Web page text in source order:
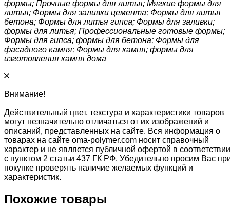
формы; Прочные формы для литья; Мягкие формы для
литья; Формы для заливки цемента; Формы для литья
бетона; Формы для литья гипса; Формы для заливки;
формы для литья; Профессиональные готовые формы;
Формы для гипса; формы для бетона; Формы для
фасадного камня; Формы для камня; формы для
изготовления камня дома
Внимание!
Действительный цвет, текстура и характеристики товаров
могут незначительно отличаться от их изображений и
описаний, представленных на сайте. Вся информация о
товарах на сайте oma-polymer.com носит справочный
характер и не является публичной офертой в соответствии
с пунктом 2 статьи 437 ГК РФ. Убедительно просим Вас
покупке проверять наличие желаемых функций и
характеристик.
Похожие товары